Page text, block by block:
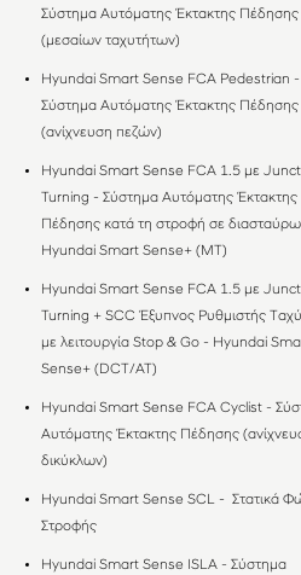
Σύστημα Αυτόματης Έκτακτης Πέδησης
(μεσαίων ταχυτήτων)
Hyundai Smart Sense FCA Pedestrian -
Σύστημα Αυτόματης Έκτακτης Πέδησης
(ανίχνευση πεζών)
Hyundai Smart Sense FCA 1.5 με
Turning - Σύστημα Αυτόματης Έκτακτης
Πέδησης κατά τη στροφή σε
Hyundai Smart Sense+ (MT)
Hyundai Smart Sense FCA 1.5 με
Turning + SCC Έξυπνος Ρυθμιστής
με λειτουργία Stop & Go - Hyundai
Sense+ (DCT/AT)
Hyundai Smart Sense FCA Cyclist -
Αυτόματης Έκτακτης Πέδησης
δικύκλων)
Hyundai Smart Sense SCL - Στατικά
Στροφής
Hyundai Smart Sense ISLA - Σύστημα